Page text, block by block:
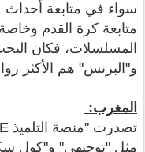
سواء في متابعة أحداث
متابعة كرة القدم
المسلسلات، فكان
و"البرنس" هم الأكثر
المغرب:
مثل "توجيهي" و"كول